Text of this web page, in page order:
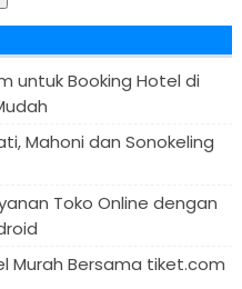
untuk Booking Hotel di
Mahoni dan Sonokeling
Toko Online dengan
Murah Bersama tiket.com